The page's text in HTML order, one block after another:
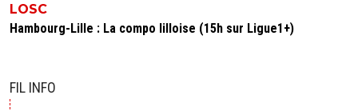
LOSC
Hambourg-Lille : La compo lilloise (15h sur Ligue1+)
FIL INFO